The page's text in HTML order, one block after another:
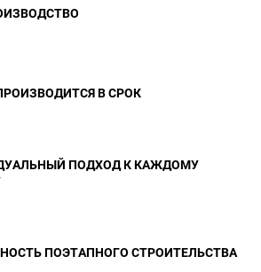
В СРОК
ПОДХОД К КАЖДОМУ
ПОЭТАПНОГО СТРОИТЕЛЬСТВА